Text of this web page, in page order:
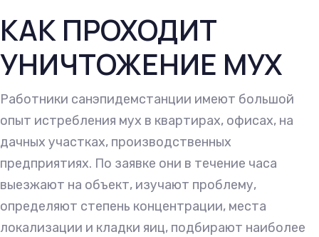
КАК ПРОХОДИТ
УНИЧТОЖЕНИЕ МУХ
Работники санэпидемстанции имеют большой
опыт истребления мух в квартирах, офисах, на
дачных участках, производственных
предприятиях. По заявке они в течение часа
выезжают на объект, изучают проблему,
определяют степень концентрации, места
локализации и кладки яиц, подбирают наиболее